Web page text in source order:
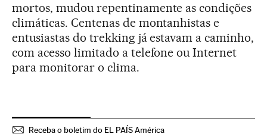
mortos, mudou repentinamente as condições
climáticas. Centenas de montanhistas e
entusiastas do trekking já estavam a caminho,
com acesso limitado a telefone ou Internet
para monitorar o clima.
Receba o boletim do EL PAÍS América